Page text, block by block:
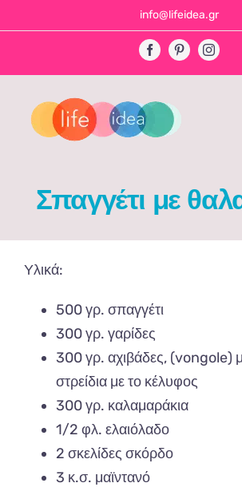
to
info@lifeidea.gr
FacebookPinterest
Σπαγγέτι με
Υλικά:
500 γρ. σπαγγέτι
300 γρ. γαρίδες
300 γρ. αχιβάδες, (vongole)
στρείδια με το κέλυφος
300 γρ. καλαμαράκια
1/2 φλ. ελαιόλαδο
2 σκελίδες σκόρδο
3 κ.σ. μαϊντανό